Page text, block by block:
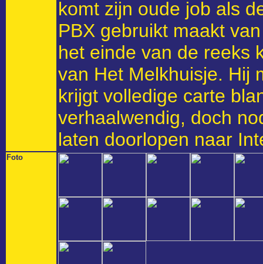
komt zijn oude job als
PBX gebruikt maakt
het einde van de reeks
van Het Melkhuisje. Hij
krijgt volledige carte
verhaalwendig, doch
laten doorlopen naar
Foto